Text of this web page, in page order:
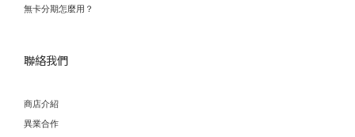
無卡分期怎麼用？
聯絡我們
商店介紹
異業合作